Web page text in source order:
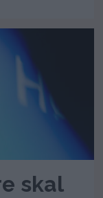
skal